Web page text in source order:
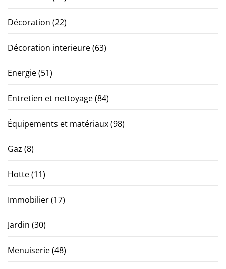
Décoration (22)
Décoration interieure(63)
Energie(51)
Entretien et nettoyage(84)
Équipements et matériaux(98)
Gaz (8)
Hotte(11)
Immobilier(17)
Jardin (30)
Menuiserie(48)